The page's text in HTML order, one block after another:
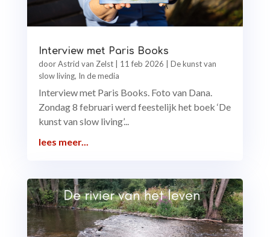
Interview met Paris Books
doorAstrid van Zelst| 11 feb 2026
De kunst van
slow living, In de media
Interview met Paris Books. Foto van Dana.
Zondag 8 februari werd feestelijk het boek ‘De
kunst van slow living’...
lees meer...